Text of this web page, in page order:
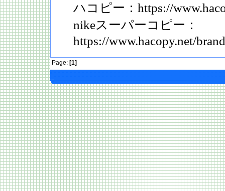
ハコピー：https://
nikeスーパーコピー：
https://www.hacopy.net/
Page: [1]